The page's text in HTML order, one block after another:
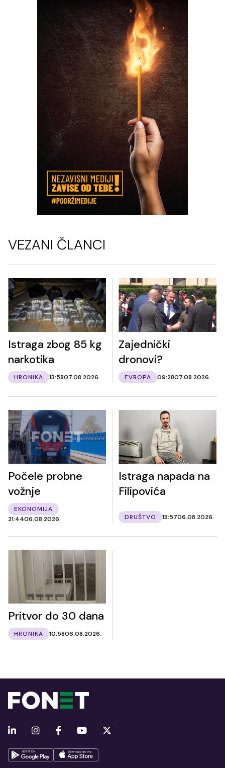
VEZANI ČLANCI
Istraga zbog 85 kg
narkotika
HRONIKA 13:5807.08.2026.
Zajednički
dronovi?
EVROPA 09:2807.08.2026.
Počele probne
vožnje
EKONOMIJA
21:4406.08.2026.
Istraga napada na
Filipovića
DRUŠTVO 13:5706.08.2026.
Pritvor do 30 dana
HRONIKA 10:5806.08.2026.